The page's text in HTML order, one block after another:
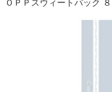
ＯＰＰスウィートパック